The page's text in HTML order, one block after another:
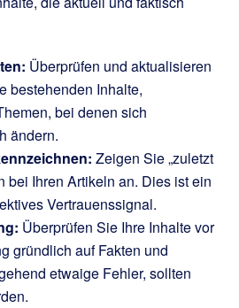
Überprüfen und aktualisieren
bestehenden Inhalte,
bei denen sich
ändern.
Zeigen Sie „zuletzt
bei Ihren Artikeln an. Dies ist ein
Vertrauenssignal.
Überprüfen Sie Ihre Inhalte vor
gründlich auf Fakten und
etwaige Fehler, sollten